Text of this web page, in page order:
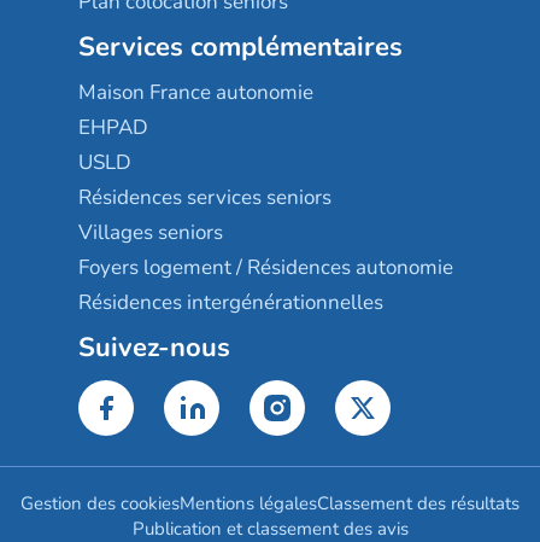
Services complémentaires
Maison France autonomie
EHPAD
USLD
Résidences services seniors
Villages seniors
Foyers logement / Résidences autonomie
Résidences intergénérationnelles
Suivez-nous
Gestion des cookiesMentions légalesClassement des résultats
Publication et classement des avis